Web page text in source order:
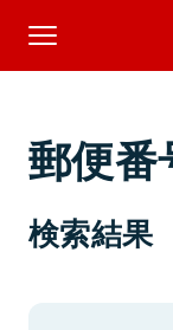
郵便番
検索結果